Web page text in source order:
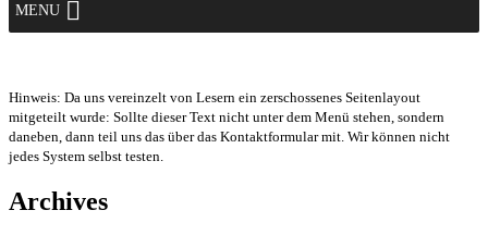
MENU
Hinweis: Da uns vereinzelt von Lesern ein zerschossenes Seitenlayout
mitgeteilt wurde: Sollte dieser Text nicht unter dem Menü stehen, sondern
daneben, dann teil uns das über das Kontaktformular mit. Wir können nicht
jedes System selbst testen.
Archives